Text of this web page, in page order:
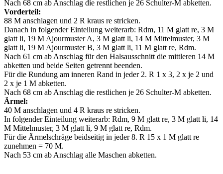
Nach 68 cm ab Anschlag die restlichen je 26 Schulter-M abketten.
Vorderteil:
88 M anschlagen und 2 R kraus re stricken.
Danach in folgender Einteilung weiterarb: Rdm, 11 M glatt re, 3 M
glatt li, 19 M Ajourmuster A, 3 M glatt li, 14 M Mittelmuster, 3 M
glatt li, 19 M Ajourmuster B, 3 M glatt li, 11 M glatt re, Rdm.
Nach 61 cm ab Anschlag für den Halsausschnitt die mittleren 14 M
abketten und beide Seiten getrennt beenden.
Für die Rundung am inneren Rand in jeder 2. R 1 x 3, 2 x je 2 und
2 x je 1 M abketten.
Nach 68 cm ab Anschlag die restlichen je 26 Schulter-M abketten.
Ärmel:
40 M anschlagen und 4 R kraus re stricken.
In folgender Einteilung weiterarb: Rdm, 9 M glatt re, 3 M glatt li, 14
M Mittelmuster, 3 M glatt li, 9 M glatt re, Rdm.
Für die Ärmelschräge beidseitig in jeder 8. R 15 x 1 M glatt re
zunehmen = 70 M.
Nach 53 cm ab Anschlag alle Maschen abketten.